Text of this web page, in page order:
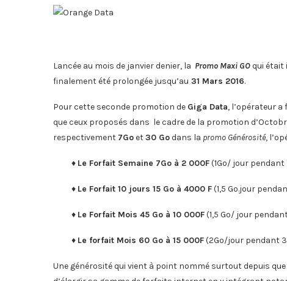
Lancée au mois de janvier denier, la Promo Maxi GOqui était
finalement été prolongée jusqu’au 31 Mars 2016.
Pour cette seconde promotion de Giga Data, l’opérateur
que ceux proposés dans le cadre de la promotion
respectivement 7Goet30 Godans la promo Générosité,
♦ Le Forfait Semaine 7Go à 2 000F(1Go/ jour pendant
♦ Le Forfait 10 jours 15 Go à 4000 F(1,5 Go.jour
♦ Le Forfait Mois 45 Go à 10 000F(1,5 Go/ jour
♦ Le forfait Mois 60 Go à 15 000F(2Go/jour pendant
Une générosité qui vient à point nommé surtout depuis